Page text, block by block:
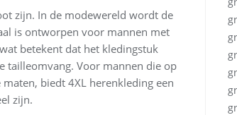
zijn. In de modewereld wordt de
is ontworpen voor mannen met
betekent dat het kledingstuk
tailleomvang. Voor mannen die op
biedt 4XL herenkleding een
zijn.